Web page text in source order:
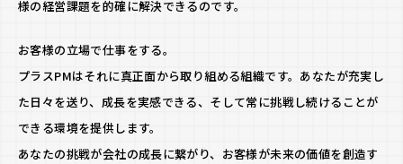
様の経営課題を的確に解決できるのです。
お客様の立場で仕事をする。
プラスPMはそれに真正面から取り組める組織です。あなたが充実し
た日々を送り、成長を実感できる、そして常に挑戦し続けることが
できる環境を提供します。
あなたの挑戦が会社の成長に繋がり、お客様が未来の価値を創造す
カ
ル